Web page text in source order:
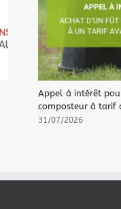
Appel à intérêt
composteur à tarif
31/07/2026